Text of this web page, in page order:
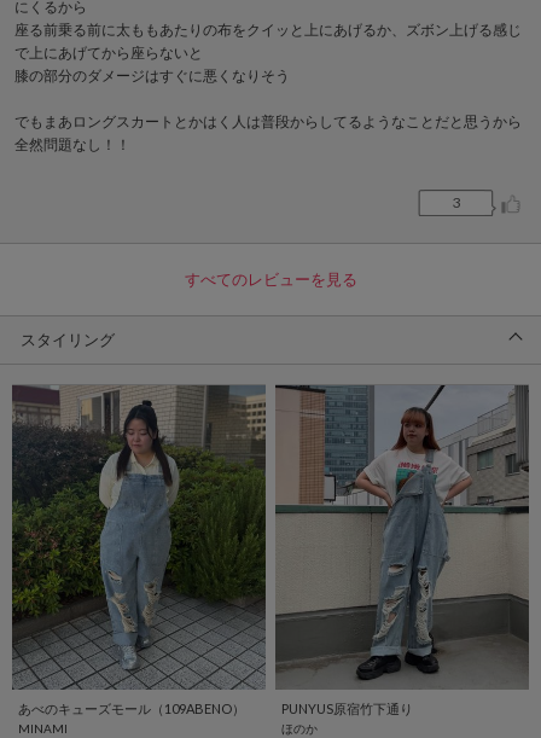
にくるから
座る前乗る前に太ももあたりの布をクイッと上にあげるか、ズボン上げる感じ
で上にあげてから座らないと
膝の部分のダメージはすぐに悪くなりそう
でもまあロングスカートとかはく人は普段からしてるようなことだと思うから
全然問題なし！！
3
すべてのレビューを見る
スタイリング
あべのキューズモール（109ABENO）
MINAMI
PUNYUS原宿竹下通り
ほのか